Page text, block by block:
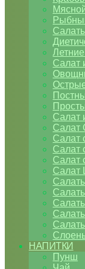
Салат
Салат
Салат
Салат
Салат
Салат
Салат
НАПИТКИ
Пунш